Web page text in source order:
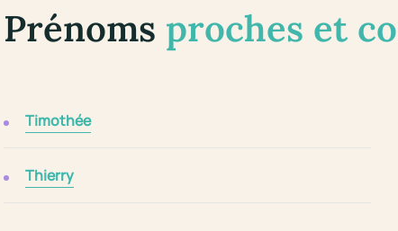
Prénoms proches et
Timothée
Thierry